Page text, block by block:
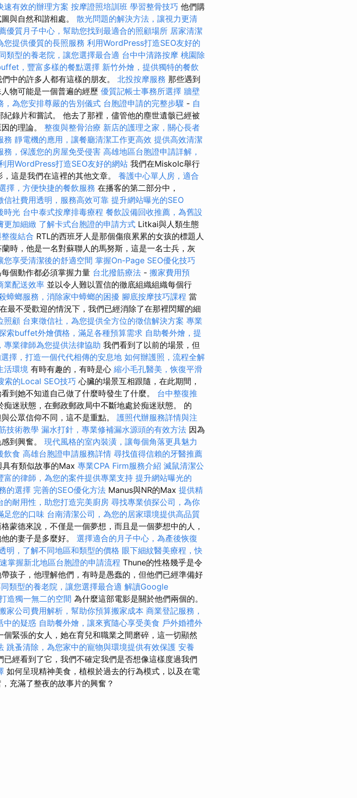
速有效的辦理方案 按摩證照培訓班 學習整骨技巧 他們購
與自然和諧相處。 散光問題的解決方法，讓視力更清
優質月子中心，幫助您找到最適合的照顧場所 居家清潔
您提供優質的長照服務 利用WordPress打造SEO友好的
類型的養老院，讓您選擇最合適 台中中清路按摩 桃園除
，豐富多樣的餐點選擇 新竹外燴，提供獨特的餐飲
中的許多人都有這樣的朋友。 北投按摩服務 那些遇到
物可能是一個普遍的經歷 優質記帳士事務所選擇 牆壁
，為您安排尊嚴的告別儀式 台胞證申請的完整步驟 - 自
紀錄片和嘗試。 他去了那裡，儘管他的塵世遺骸已經被
的理論。 整復與整骨治療 新店的護理之家，關心長者
務 靜電機的應用，讓餐廳清潔工作更高效 提供高效清潔
務，保護您的房屋免受侵害 高雄地區台胞證申請詳解，
用WordPress打造SEO友好的網站 我們在Miskolc舉行
這是我們在這裡的其他文章。 養護中心單人房，適合
擇，方便快捷的餐飲服務 在播客的第二部分中，
信社費用透明，服務高效可靠 提升網站曝光的SEO
時光 台中泰式按摩排毒療程 餐飲設備回收推薦，為舊設
更加細緻 了解卡式台胞證的申請方式 Litkai與人類生態
復結合 RTL的西班牙人是那個傷痕累累的女孩的標題人
時，他是一名對蘇聯人的馬努斯，這是一名士兵，灰
您享受清潔後的舒適空間 掌握On-Page SEO優化技巧
個動作都必須掌握力量 台北撥筋療法 - 搬家費用預
業配送效率 並以令人難以置信的徹底組織組織每個行
蟑螂服務，消除家中蟑螂的困擾 腳底按摩技巧課程 當
最不受歡迎的情況下，我們已經消除了在那裡閃耀的細
照顧 台東徵信社，為您提供全方位的徵信解決方案 專業
索buffet外燴價格，滿足各種預算需求 自助餐外燴，提
專業律師為您提供法律協助 我們看到了以前的場景，但
擇，打造一個代代相傳的安息地 如何辦護照，流程全解
活環境 有時有趣的，有時是心 縮小毛孔醫美，恢復平滑
索的Local SEO技巧 心臟的場景互相跟隨，在此期間，
到她不知道自己做了什麼時發生了什麼。 台中整復推
迷狀態，在郵政郵政局中不斷地處於痴迷狀態。 的
公眾信仰不同，這不是重點。 護照代辦服務詳情與注
技術教學 漏水打針，專業修補漏水源頭的有效方法 因為
到興奮。 現代風格的室內裝潢，讓每個角落更具魅力
飲食 高雄台胞證申請服務詳情 尋找值得信賴的牙醫推薦
有類似故事的Max 專業CPA Firm服務介紹 滅鼠清潔公
富的律師，為您的案件提供專業支持 提升網站曝光的
的選擇 完善的SEO優化方法 Manus與NR的Max 提供精
的耐用性，助您打造完美廚房 尋找專業偵探公司，為你
足您的口味 台南清潔公司，為您的居家環境提供高品質
蒙德來說，不僅是一個夢想，而且是一個夢想中的人，
的妻子是多麼好。 選擇適合的月子中心，為產後恢復
明，了解不同地區和類型的價格 眼下細紋醫美療程，快
掌握新北地區台胞證的申請流程 Thune的性格幾乎是令
孩子，他理解他們，有時是愚蠢的，但他們已經準備好
類型的養老院，讓您選擇最合適 解讀Google
造獨一無二的空間 為什麼這部電影是關於他們兩個的。
家公司費用解析，幫助你預算搬家成本 商業登記服務，
中的疑惑 自助餐外燴，讓來賓隨心享受美食 戶外婚禮外
個緊張的女人，她在育兒和職業之間磨碎，這一切顯然
跳蚤清除，為您家中的寵物與環境提供有效保護 安養
已經看到了它，我們不確定我們是否想像這樣度過我們
如何呈現精神美食，植根於過去的行為模式，以及在電
充滿了整夜的故事片的興奮？